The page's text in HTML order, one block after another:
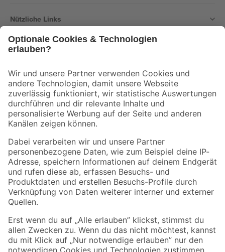
Nützliche Links
Der toom Newsletter: Keine Angebote und Aktionen mehr verpassen!
Zur Newsletter Anmeldung
Folge uns
Zahlungsarten Versandarten
Sicher einkaufen
Jetzt die toom-App herunterladen